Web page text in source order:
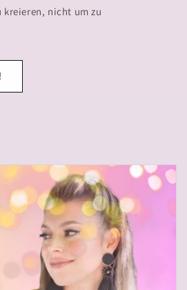
kreieren, nicht um zu